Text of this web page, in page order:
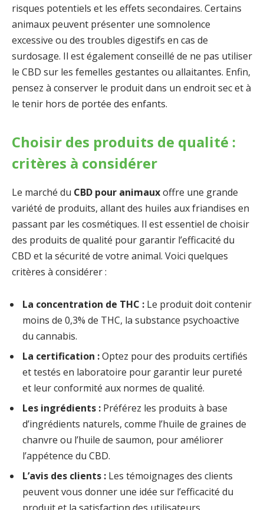
risques potentiels et les effets secondaires. Certains
animaux peuvent présenter une somnolence
excessive ou des troubles digestifs en cas de
surdosage. Il est également conseillé de ne pas utiliser
le CBD sur les femelles gestantes ou allaitantes. Enfin,
pensez à conserver le produit dans un endroit sec et à
le tenir hors de portée des enfants.
Choisir des produits de qualité :
critères à considérer
Le marché du CBD pour animauxoffre une grande
variété de produits, allant des huiles aux friandises en
passant par les cosmétiques. Il est essentiel de choisir
des produits de qualité pour garantir l’efficacité du
CBD et la sécurité de votre animal. Voici quelques
critères à considérer :
La concentration de THC : Le produit doit contenir
moins de 0,3% de THC, la substance psychoactive
du cannabis.
La certification :Optez pour des produits certifiés
et testés en laboratoire pour garantir leur pureté
et leur conformité aux normes de qualité.
Les ingrédients : Préférez les produits à base
d’ingrédients naturels, comme l’huile de graines de
chanvre ou l’huile de saumon, pour améliorer
l’appétence du CBD.
L’avis des clients : Les témoignages des clients
peuvent vous donner une idée sur l’efficacité du